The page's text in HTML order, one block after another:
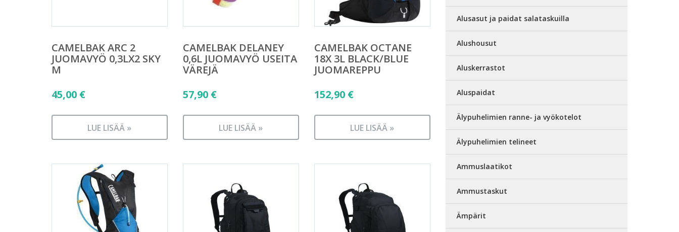
CAMELBAK ARC 2
JUOMAVYÖ 0,3LX2 SKY
M
45,00 €
LUE LISÄÄ »
CAMELBAK DELANEY
0,6L JUOMAVYÖ USEITA
VÄREJÄ
57,90 €
LUE LISÄÄ »
CAMELBAK OCTANE
18X 3L BLACK/BLUE
JUOMAREPPU
152,90 €
LUE LISÄÄ »
Alusasut ja paidat salataskuilla
Alushousut
Aluskerrastot
Aluspaidat
Älypuhelimien ranne- ja vyökotelot
Älypuhelimien telineet
Ammuslaatikot
Ammustaskut
Ämpärit